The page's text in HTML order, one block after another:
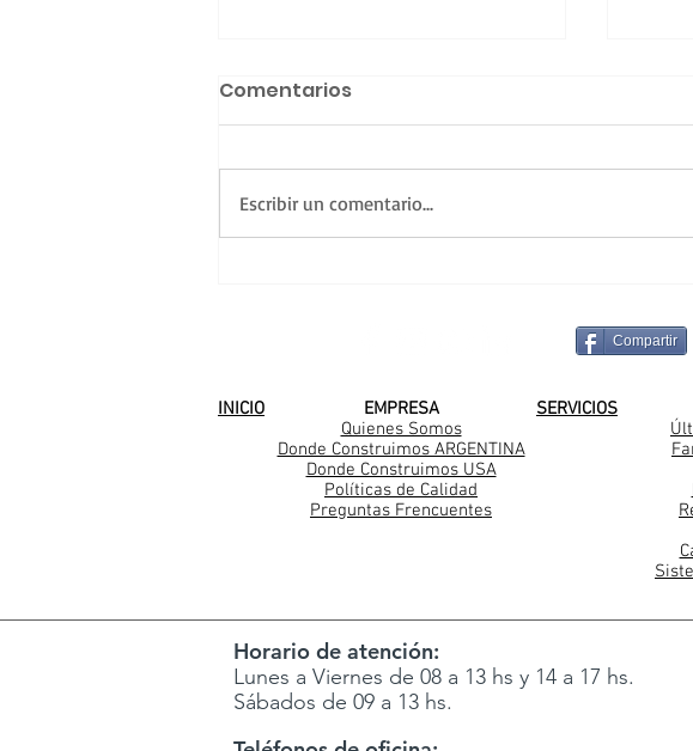
Comentarios
Escribir un comentario...
Compartir
INICIO
EMPRESA
Quienes Somos
Donde Construimos ARGENTINA
Donde Construimos USA
Políticas de Calidad
Preguntas Frencuentes
SERVICIOS
Horario de atención:
Lunes a Viernes de 08 a 13 hs y 14 a 17 hs.
Sábados de 09 a 13 hs.